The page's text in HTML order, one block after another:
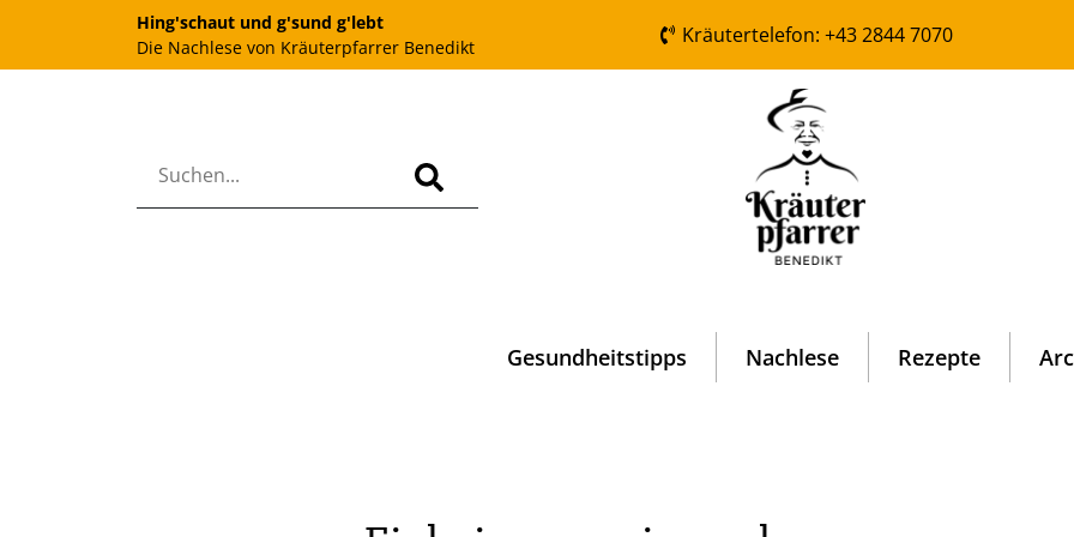
Hing'schaut und g'sund g'lebt
Die Nachlese von Kräuterpfarrer Benedikt
Kräutertelefon: +43 2844 7070
Gesundheitstipps Nachlese Rezepte